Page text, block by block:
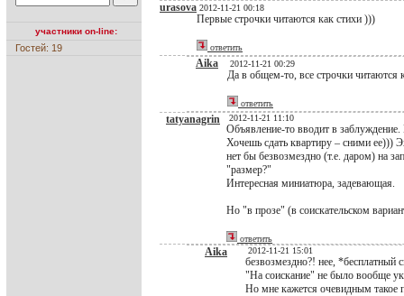
участники on-line:
Гостей: 19
urasova 2012-11-21 00:18
Первые строчки читаются как стихи )))
ответить
Aika 2012-11-21 00:29
Да в общем-то, все строчки читаются
ответить
tatyanagrin 2012-11-21 11:10
Объявление-то вводит в заблуждение.
Хочешь сдать квартиру – сними ее)))
нет бы безвозмездно (т.е. даром) на
"размер?"
Интересная миниатюра, задевающая.
Но "в прозе" (в соискательском
ответить
Aika 2012-11-21 15:01
безвозмездно?! нее,
"На соискание" не было вообще
Но мне кажется очевидным такое